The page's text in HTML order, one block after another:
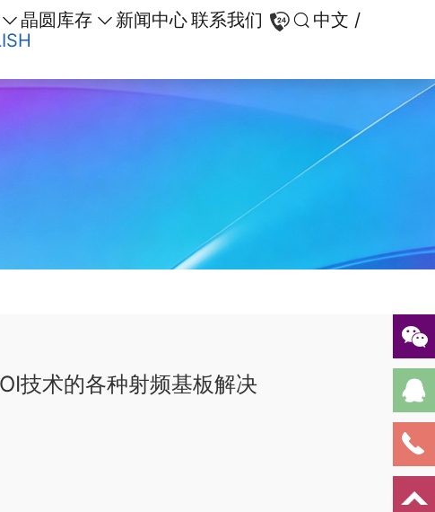
晶圆库存 新闻中心联系我们
中文 /
技术的各种射频基板解决